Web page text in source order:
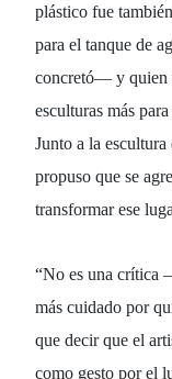
plástico fue
para el tanque de
concretó— y quien
esculturas más
Junto a la
propuso que se
transformar ese
“No es una crítica
más cuidado por
que decir que el
como gesto por el